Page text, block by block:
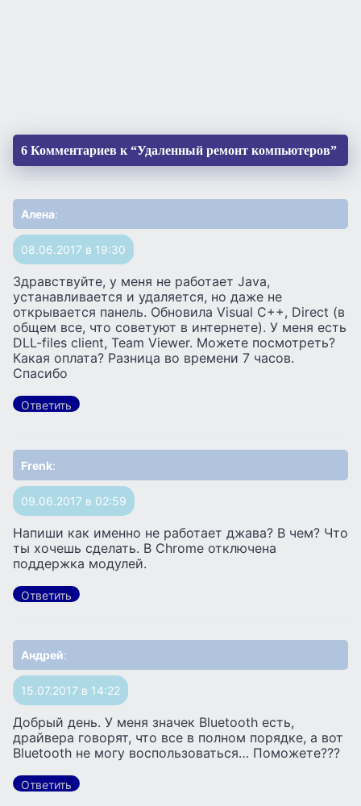
6 Комментариев к “Удаленный ремонт компьютеров”
Алена:
08.06.2017 в 19:30
Здравствуйте, у меня не работает Java,
устанавливается и удаляется, но даже не
открывается панель. Обновила Visual C++, Direct (в
общем все, что советуют в интернете). У меня есть
DLL-files client, Team Viewer. Можете посмотреть?
Какая оплата? Разница во времени 7 часов.
Спасибо
Ответить
Frenk:
09.06.2017 в 02:59
Напиши как именно не работает джава? В чем? Что
ты хочешь сделать. В Chrome отключена
поддержка модулей.
Ответить
Андрей:
15.07.2017 в 14:22
Добрый день. У меня значек Bluetooth есть,
драйвера говорят, что все в полном порядке, а вот
Bluetooth не могу воспользоваться… Поможете???
Ответить